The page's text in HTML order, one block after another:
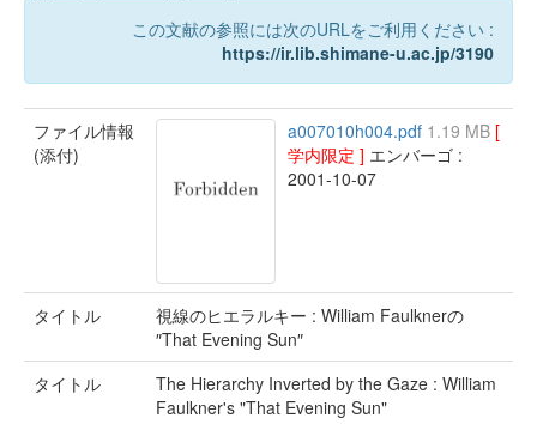
この文献の参照には次のURLをご利用ください :
https://ir.lib.shimane-u.ac.jp/3190
ファイル情報
(添付)
a007010h004.pdf 1.19 MB [
学内限定 ] エンバーゴ :
2001-10-07
タイトル
視線のヒエラルキー : William Faulknerの
″That Evening Sun″
タイトル
The Hierarchy Inverted by the Gaze : William
Faulkner's "That Evening Sun"